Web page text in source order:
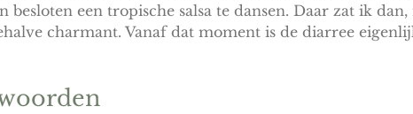
een tropische salsa te dansen. Daar zat ik
charmant. Vanaf dat moment is de diarree